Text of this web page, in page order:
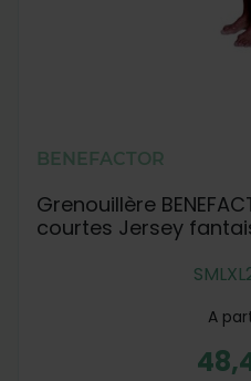
BENEFACTOR
Grenouillère
courtes Jersey
SMLXL
A